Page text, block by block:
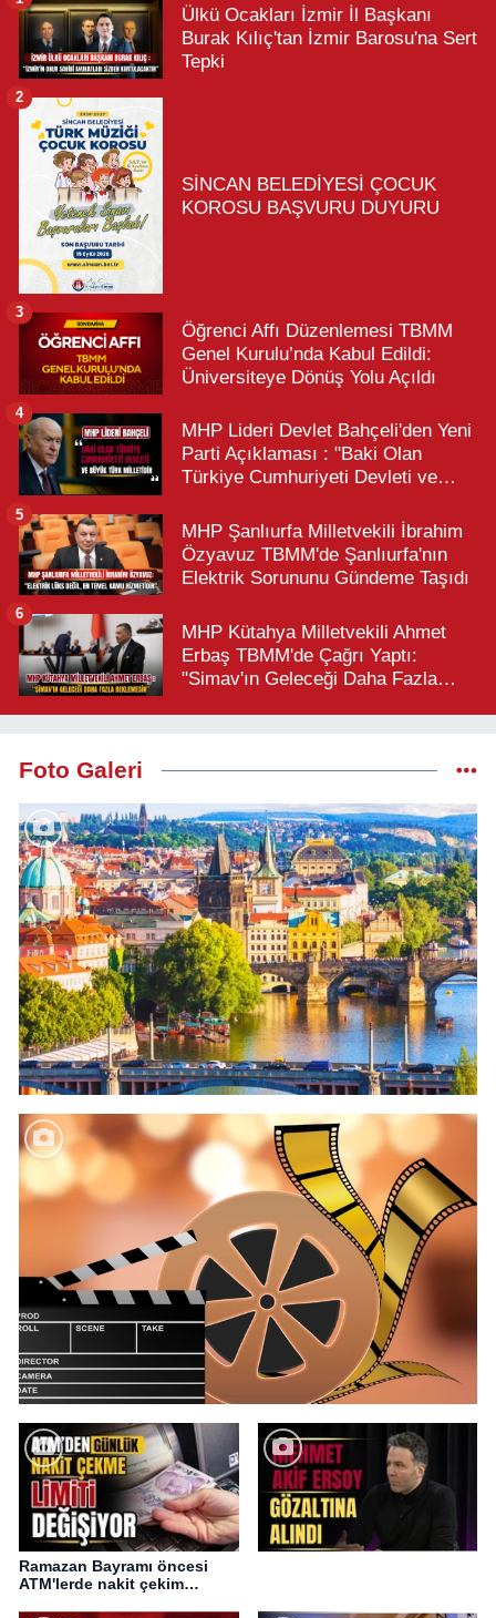
Ülkü Ocakları İzmir İl Başkanı
Burak Kılıç'tan İzmir Barosu'na Sert
Tepki
SİNCAN BELEDİYESİ ÇOCUK
KOROSU BAŞVURU DUYURU
2
Öğrenci Affı Düzenlemesi TBMM
Genel Kurulu’nda Kabul Edildi:
Üniversiteye Dönüş Yolu Açıldı
3
MHP Lideri Devlet Bahçeli'den Yeni
Parti Açıklaması : "Baki Olan
Türkiye Cumhuriyeti Devleti ve
4
MHP Şanlıurfa Milletvekili İbrahim
Özyavuz TBMM'de Şanlıurfa'nın
Elektrik Sorununu Gündeme Taşıdı
5
MHP Kütahya Milletvekili Ahmet
Erbaş TBMM'de Çağrı Yaptı:
"Simav'ın Geleceği Daha Fazla
6
Foto Galeri
Ramazan Bayramı öncesi
ATM'lerde nakit çekim